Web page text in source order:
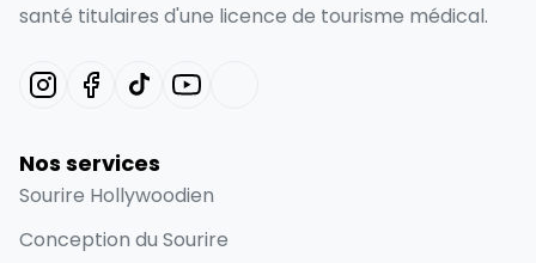
santé titulaires d'une licence de tourisme médical.
Nos services
Sourire Hollywoodien
Conception du Sourire